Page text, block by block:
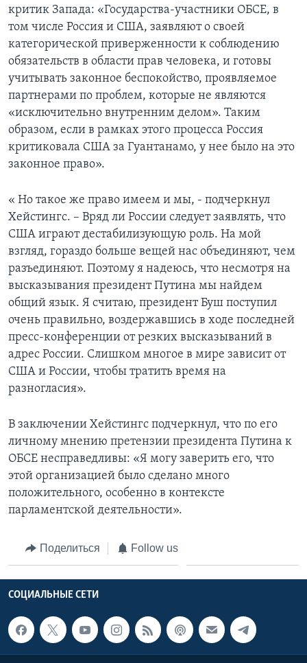
критик Запада: «Государства-участники ОБСЕ, в
том числе Россия и США, заявляют о своей
категорической приверженности к соблюдению
обязательств в области прав человека, и готовы
учитывать законное беспокойство, проявляемое
партнерами по проблем, которые не являются
«исключительно внутренним делом». Таким
образом, если в рамках этого процесса Россия
критиковала США за Гуантанамо, у нее было на это
законное право».
« Но такое же право имеем и мы, - подчеркнул
Хейстингс. – Вряд ли России следует заявлять, что
США играют дестабилизующую роль. На мой
взгляд, гораздо больше вещей нас объединяют, чем
разъединяют. Поэтому я надеюсь, что несмотря на
высказывания президент Путина мы найдем
общий язык. Я считаю, президент Буш поступил
очень правильно, воздержавшись в ходе последней
пресс-конференции от резких высказываний в
адрес России. Слишком многое в мире зависит от
США и России, чтобы тратить время на
разногласия».
В заключении Хейстингс подчеркнул, что по его
личному мнению претензии президента Путина к
ОБСЕ несправедливы: «Я могу заверить его, что
этой организацией было сделано много
положительного, особенно в контексте
парламентской деятельности».
Поделиться Follow us
СОЦИАЛЬНЫЕ СЕТИ